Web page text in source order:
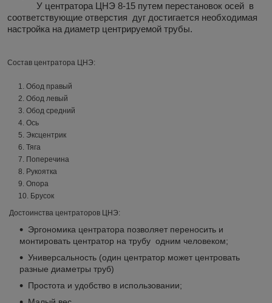
У центратора ЦНЭ 8-15 путем перестановок осей в
соответствующие отверстия дуг достигается необходимая
настройка на диаметр центрируемой трубы.
Состав центратора ЦНЭ:
1. Обод правый
2. Обод левый
3. Обод средний
4. Ось
5. Эксцентрик
6. Тяга
7. Поперечина
8. Рукоятка
9. Опора
10. Брусок
Достоинства центраторов ЦНЭ:
Эргономика центратора позволяет переносить и
монтировать центратор на трубу одним человеком;
Универсальность (один центратор может центровать
разные диаметры труб)
Простота и удобство в использовании;